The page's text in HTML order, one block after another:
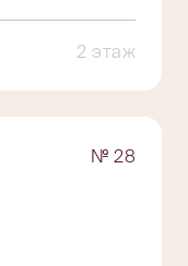
2 этаж
№ 28